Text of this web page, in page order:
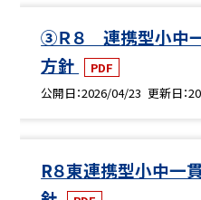
③Ｒ８ 連携型小中
方針
PDF
公開日 2026/04/23 更新日
R８東連携型小中一